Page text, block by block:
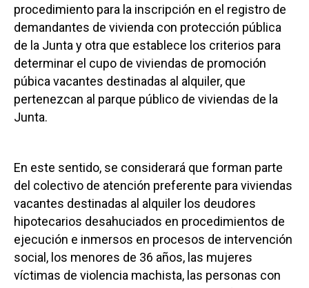
procedimiento para la inscripción en el registro de
demandantes de vivienda con protección pública
de la Junta y otra que establece los criterios para
determinar el cupo de viviendas de promoción
púbica vacantes destinadas al alquiler, que
pertenezcan al parque público de viviendas de la
Junta.
En este sentido, se considerará que forman parte
del colectivo de atención preferente para viviendas
vacantes destinadas al alquiler los deudores
hipotecarios desahuciados en procedimientos de
ejecución e inmersos en procesos de intervención
social, los menores de 36 años, las mujeres
víctimas de violencia machista, las personas con